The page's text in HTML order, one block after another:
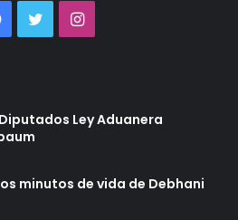
Facebook
TwitterInstagram
Ley Aduanera
minutos de vida de Debhani